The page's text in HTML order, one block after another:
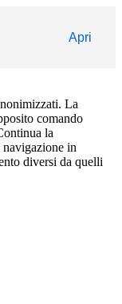
Apri
La
comando
la
in
diversi da quelli